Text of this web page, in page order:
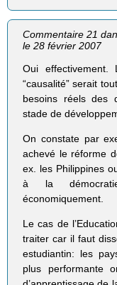
Commentaire 21
le 28 février 2007
Oui effectivement.
“causalité” serait
besoins réels des
stade de
On constate par
achevé le réforme
ex. les Philippines
à la
économiquement.
Le cas de
traiter car il faut
estudiantin: les
plus performante